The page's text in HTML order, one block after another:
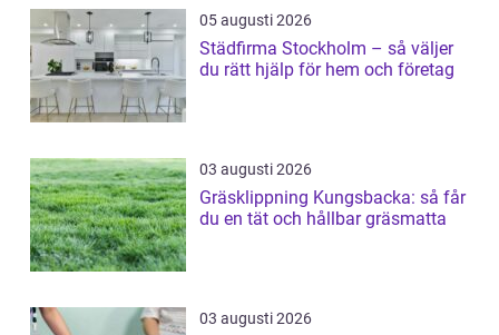
05 augusti 2026
Städfirma Stockholm – så väljer
du rätt hjälp för hem och företag
03 augusti 2026
Gräsklippning Kungsbacka: så får
du en tät och hållbar gräsmatta
03 augusti 2026